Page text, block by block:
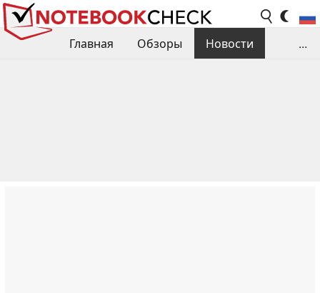
Главная Обзоры
Новости
...